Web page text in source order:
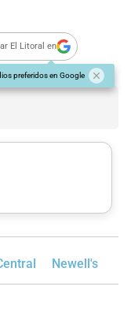
El Litoral en
preferidos en Google
Newell's